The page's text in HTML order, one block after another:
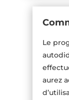
Le
aurez